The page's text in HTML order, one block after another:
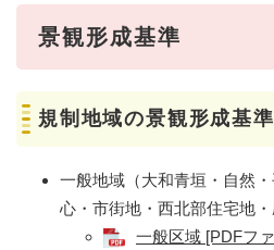
景観形成基準
規制地域の景観形成基
一般地域（大和青垣・自然
心・市街地・西北部住宅地・
一般区域 [PDFフ